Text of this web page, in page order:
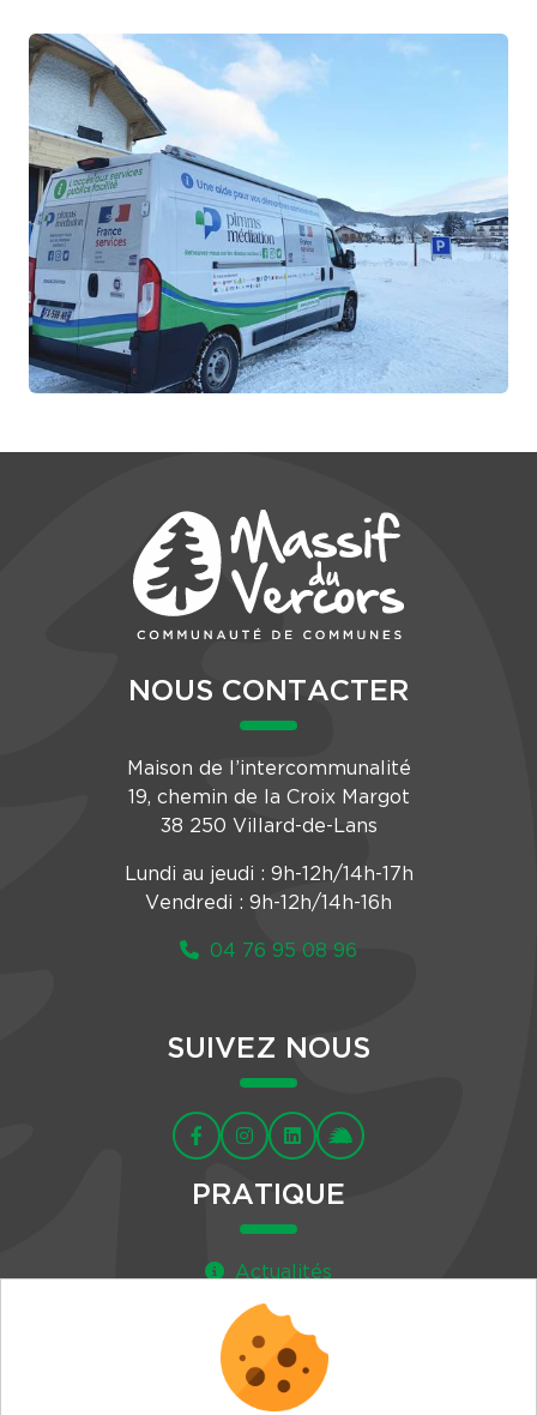
NOUS CONTACTER
Maison de l’intercommunalité
19, chemin de la Croix Margot
38 250 Villard-de-Lans
Lundi au jeudi : 9h-12h/14h-17h
Vendredi : 9h-12h/14h-16h
04 76 95 08 96
SUIVEZ NOUS
PRATIQUE
Actualités
Agenda
Newsletter